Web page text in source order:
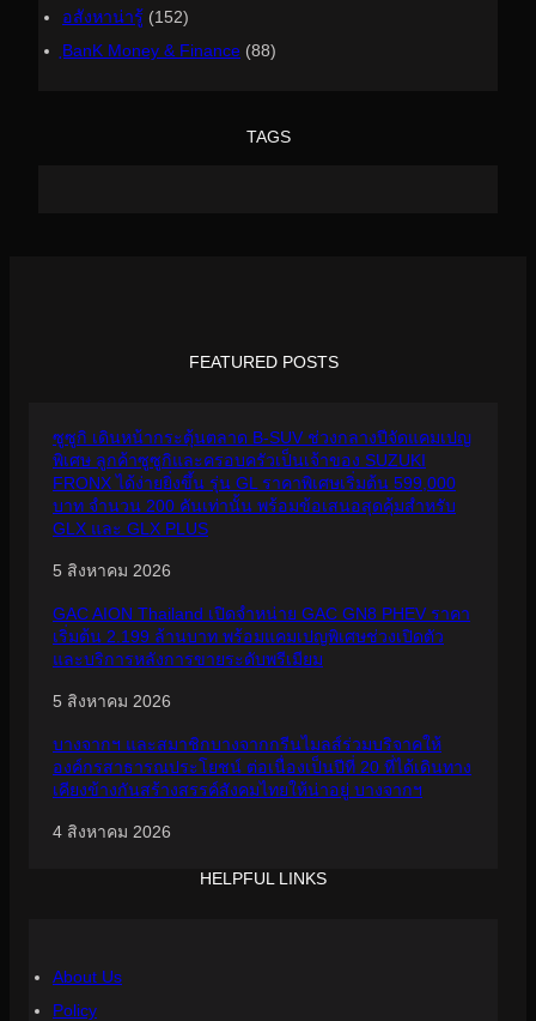
อสังหาน่ารู้ (152)
ฺBanK Money & Finance (88)
TAGS
FEATURED POSTS
ซูซูกิ เดินหน้ากระตุ้นตลาด B-SUV ช่วงกลางปีจัดแคมเปญ
พิเศษ ลูกค้าซูซูกิและครอบครัวเป็นเจ้าของ SUZUKI
FRONX ได้ง่ายยิ่งขึ้น รุ่น GL ราคาพิเศษเริ่มต้น 599,000
บาท จำนวน 200 คันเท่านั้น พร้อมข้อเสนอสุดคุ้มสำหรับ
GLX และ GLX PLUS
5 สิงหาคม 2026
GAC AION Thailand เปิดจำหน่าย GAC GN8 PHEV ราคา
เริ่มต้น 2.199 ล้านบาท พร้อมแคมเปญพิเศษช่วงเปิดตัว
และบริการหลังการขายระดับพรีเมียม
5 สิงหาคม 2026
บางจากฯ และสมาชิกบางจากกรีนไมลส์ร่วมบริจาคให้
องค์กรสาธารณประโยชน์ ต่อเนื่องเป็นปีที่ 20 ที่ได้เดินทาง
เคียงข้างกันสร้างสรรค์สังคมไทยให้น่าอยู่ บางจากฯ
4 สิงหาคม 2026
HELPFUL LINKS
About Us
Policy